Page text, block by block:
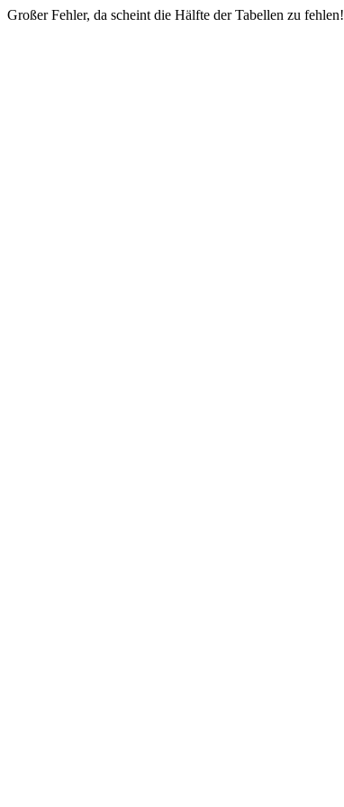
Großer Fehler, da scheint die Hälfte der Tabellen zu fehlen!